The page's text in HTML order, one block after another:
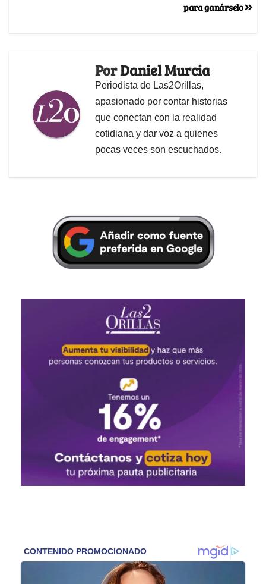
para ganárselo
PorDaniel Murcia
Periodista de Las2Orillas,
apasionado por contar historias
que conectan con la realidad
cotidiana y dar voz a quienes
pocas veces son escuchados.